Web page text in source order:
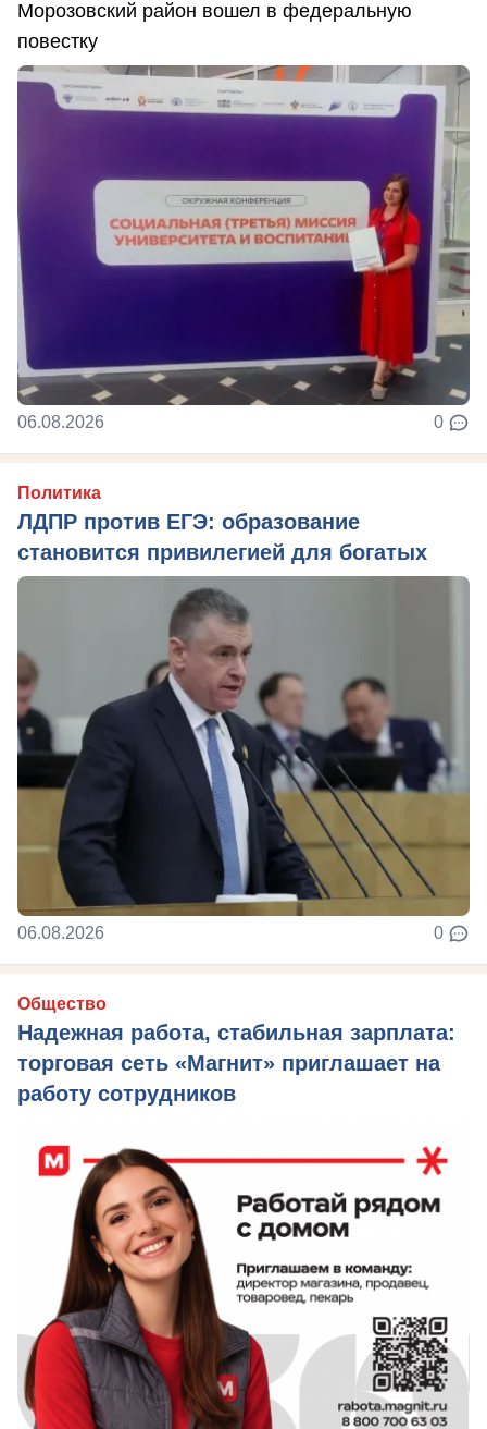
Морозовский район вошел в федеральную
повестку
06.08.2026 0
Политика
ЛДПР против ЕГЭ: образование
становится привилегией для богатых
06.08.2026 0
Общество
Надежная работа, стабильная зарплата:
торговая сеть «Магнит» приглашает на
работу сотрудников